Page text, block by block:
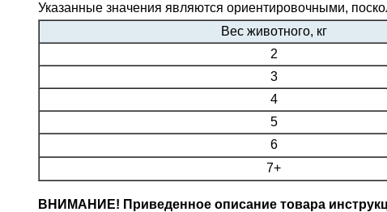
Указанные значения являются ориентировочными,
Вес животного, кг
2
3
4
5
6
7+
ВНИМАНИЕ! Приведенное описание товара